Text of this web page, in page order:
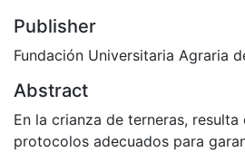
Publisher
Fundación Universitaria Agraria
Abstract
En la crianza de terneras,
protocolos adecuados para